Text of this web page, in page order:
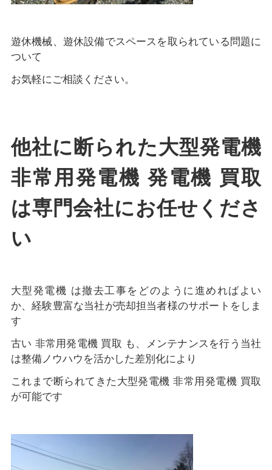
遊休機械、遊休設備でスペースを取られている問題に
ついて
お気軽にご相談ください。
他社に断られた大型発電機
非常用発電機 発電機 買取
は専門会社にお任せくださ
い
大型発電機 は撤去工事をどのように進めればよい
か、経験豊富な当社が売却担当者様のサポートをしま
す
古い 非常用発電機 買取 も、メンテナンスを行う当社
は整備ノウハウを活かした差別化により
これまで断られてきた大型発電機 非常用発電機 買取
が可能です